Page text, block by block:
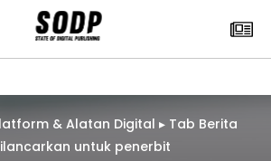
& Alatan Digital ▸ Tab Berita
untuk penerbit